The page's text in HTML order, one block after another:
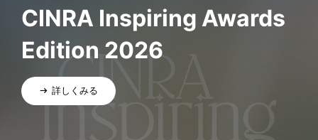
CINRA Inspiring Awards
Edition 2026
詳しくみる